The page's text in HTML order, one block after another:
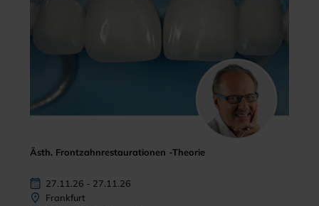
Ästh. Frontzahnrestaurationen -Theorie
27.11.26 - 27.11.26
Frankfurt